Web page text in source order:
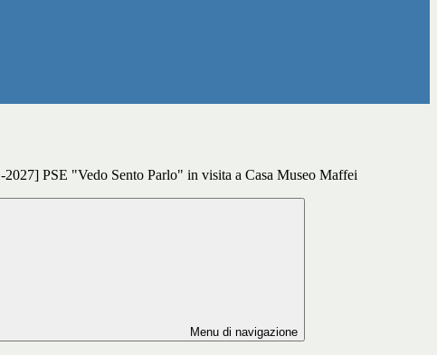
PSE "Vedo Sento Parlo" in visita a Casa Museo Maffei
Menu di navigazione